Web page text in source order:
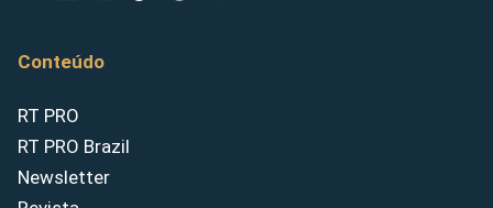
Conteúdo
RT PRO
RT PRO Brazil
Newsletter